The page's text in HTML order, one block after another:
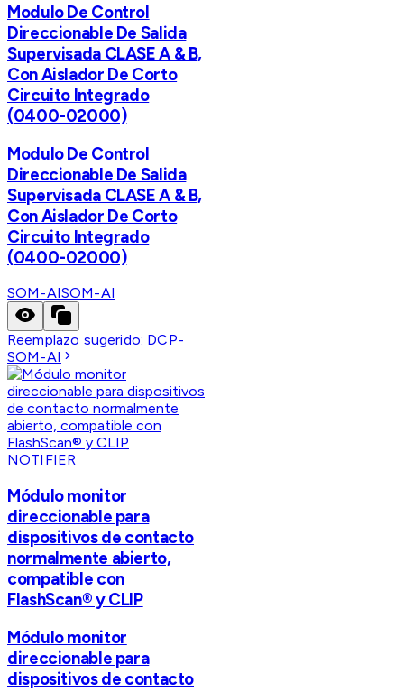
Modulo De Control
Direccionable De Salida
Supervisada CLASE A & B,
Con Aislador De Corto
Circuito Integrado
(0400-02000)
Modulo De Control
Direccionable De Salida
Supervisada CLASE A & B,
Con Aislador De Corto
Circuito Integrado
(0400-02000)
SOM-AISOM-AI
Reemplazo sugerido: DCP-
SOM-AI
NOTIFIER
Módulo monitor
direccionable para
dispositivos de contacto
normalmente abierto,
compatible con
FlashScan® y CLIP
Módulo monitor
direccionable para
dispositivos de contacto